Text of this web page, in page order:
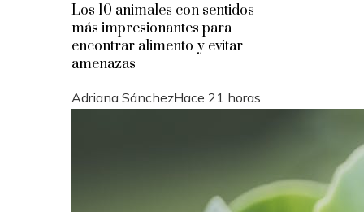
Los 10 animales con sentidos
más impresionantes para
encontrar alimento y evitar
amenazas
Adriana SánchezHace 21 horas